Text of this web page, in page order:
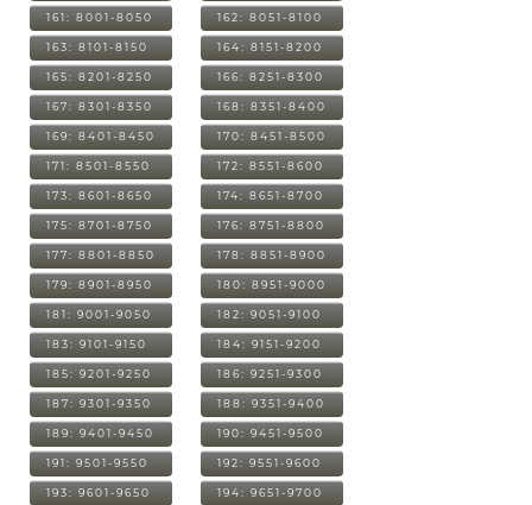
161: 8001-8050 162: 8051-8100
163: 8101-8150 164: 8151-8200
165: 8201-8250 166: 8251-8300
167: 8301-8350 168: 8351-8400
169: 8401-8450 170: 8451-8500
171: 8501-8550 172: 8551-8600
173: 8601-8650 174: 8651-8700
175: 8701-8750 176: 8751-8800
177: 8801-8850 178: 8851-8900
179: 8901-8950 180: 8951-9000
181: 9001-9050 182: 9051-9100
183: 9101-9150 184: 9151-9200
185: 9201-9250 186: 9251-9300
187: 9301-9350 188: 9351-9400
189: 9401-9450 190: 9451-9500
191: 9501-9550 192: 9551-9600
193: 9601-9650 194: 9651-9700